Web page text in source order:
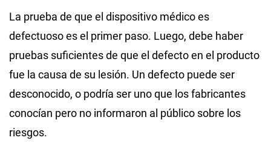
La prueba de que el dispositivo médico es
defectuoso es el primer paso. Luego, debe haber
pruebas suficientes de que el defecto en el producto
fue la causa de su lesión. Un defecto puede ser
desconocido, o podría ser uno que los fabricantes
conocían pero no informaron al público sobre los
riesgos.